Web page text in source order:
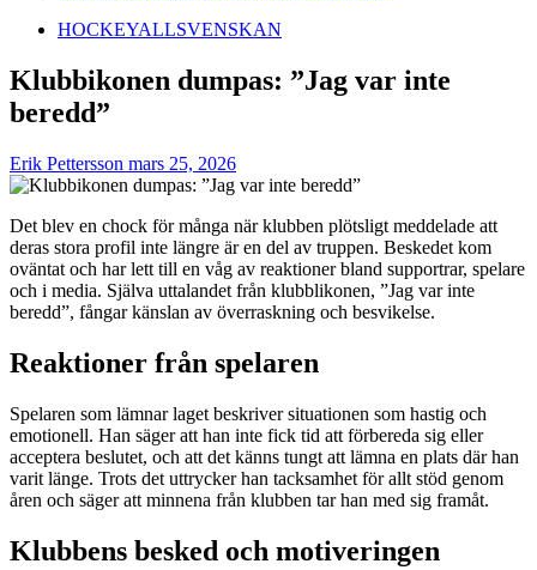
HOCKEYALLSVENSKAN
Klubbikonen dumpas: ”Jag var inte
beredd”
Erik Pettersson mars 25, 2026
Det blev en chock för många när klubben plötsligt meddelade att
deras stora profil inte längre är en del av truppen. Beskedet kom
oväntat och har lett till en våg av reaktioner bland supportrar, spelare
och i media. Själva uttalandet från klubblikonen, ”Jag var inte
beredd”, fångar känslan av överraskning och besvikelse.
Reaktioner från spelaren
Spelaren som lämnar laget beskriver situationen som hastig och
emotionell. Han säger att han inte fick tid att förbereda sig eller
acceptera beslutet, och att det känns tungt att lämna en plats där han
varit länge. Trots det uttrycker han tacksamhet för allt stöd genom
åren och säger att minnena från klubben tar han med sig framåt.
Klubbens besked och motiveringen